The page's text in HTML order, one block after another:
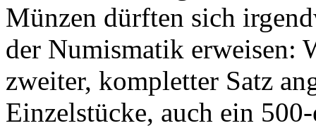
Münzen dürften sich
der Numismatik erweisen:
zweiter, kompletter Satz
Einzelstücke, auch ein